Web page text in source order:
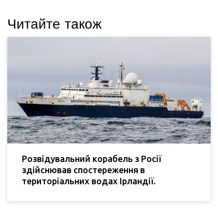
Читайте також
Розвідувальний корабель з Росії
здійснював спостереження в
територіальних водах Ірландії.